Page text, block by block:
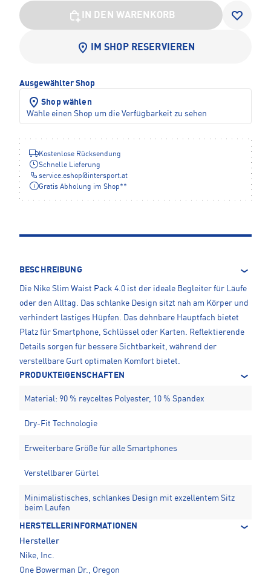
IN DEN WARENKORB
IM SHOP RESERVIEREN
Ausgewählter Shop
Shop wählen
Wähle einen Shop um die Verfügbarkeit zu sehen
Kostenlose Rücksendung
Schnelle Lieferung
service.eshop@ intersport.at
Gratis Abholung im Shop**
BESCHREIBUNG
Die Nike Slim Waist Pack 4.0 ist der ideale Begleiter für Läufe
oder den Alltag. Das schlanke Design sitzt nah am Körper und
verhindert lästiges Hüpfen. Das dehnbare Hauptfach bietet
Platz für Smartphone, Schlüssel oder Karten. Reflektierende
Details sorgen für bessere Sichtbarkeit, während der
verstellbare Gurt optimalen Komfort bietet.
PRODUKTEIGENSCHAFTEN
Material: 90 % reyceltes Polyester, 10 % Spandex
Dry-Fit Technologie
Erweiterbare Größe für alle Smartphones
Verstellbarer Gürtel
Minimalistisches, schlankes Design mit exzellentem Sitz
beim Laufen
HERSTELLERINFORMATIONEN
Hersteller
Nike, Inc.
One Bowerman Dr., Oregon